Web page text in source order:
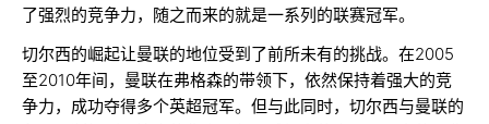
了强烈的竞争力，随之而来的就是一系列的联赛冠军。
切尔西的崛起让曼联的地位受到了前所未有的挑战。在2005
至2010年间，曼联在弗格森的带领下，依然保持着强大的竞
争力，成功夺得多个英超冠军。但与此同时，切尔西与曼联的